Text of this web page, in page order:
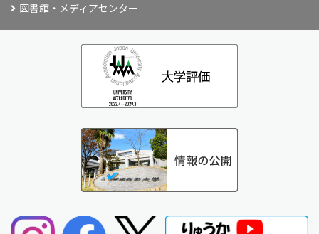
図書館・メディアセンター